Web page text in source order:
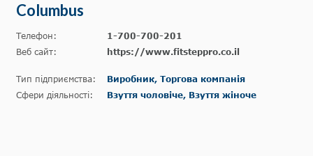
Columbus
Телефон:
1-700-700-201
Веб сайт:
https://www.fitsteppro.co.il
Тип підприємства:
Виробник, Торгова компанія
Сфери діяльності:
Взуття чоловіче, Взуття жіноче